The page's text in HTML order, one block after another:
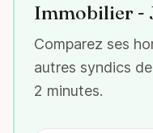
Immobilier -
Comparez ses
autres syndics
2 minutes.